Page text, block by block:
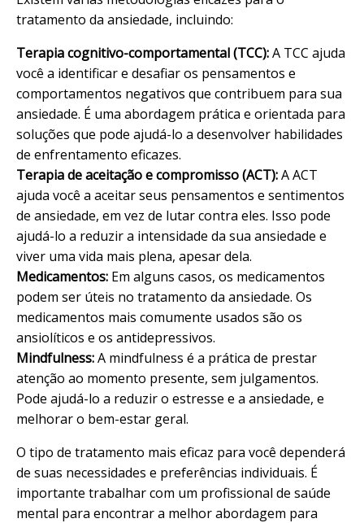
tratamento da ansiedade, incluindo:
Terapia cognitivo-comportamental (TCC):A TCC ajuda
você a identificar e desafiar os pensamentos e
comportamentos negativos que contribuem para sua
ansiedade. É uma abordagem prática e orientada para
soluções que pode ajudá-lo a desenvolver habilidades
de enfrentamento eficazes.
Terapia de aceitação e compromisso (ACT):A ACT
ajuda você a aceitar seus pensamentos e sentimentos
de ansiedade, em vez de lutar contra eles. Isso pode
ajudá-lo a reduzir a intensidade da sua ansiedade e
viver uma vida mais plena, apesar dela.
Medicamentos: Em alguns casos, os medicamentos
podem ser úteis no tratamento da ansiedade. Os
medicamentos mais comumente usados são os
ansiolíticos e os antidepressivos.
Mindfulness:A mindfulness é a prática de prestar
atenção ao momento presente, sem julgamentos.
Pode ajudá-lo a reduzir o estresse e a ansiedade, e
melhorar o bem-estar geral.
O tipo de tratamento mais eficaz para você dependerá
de suas necessidades e preferências individuais. É
importante trabalhar com um profissional de saúde
mental para encontrar a melhor abordagem para